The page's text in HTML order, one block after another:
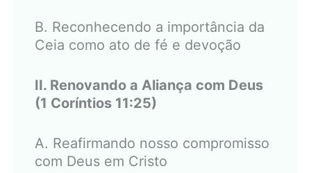
B. Reconhecendo a importância da
Ceia como ato de fé e devoção
II. Renovando a Aliança com Deus
(1 Coríntios 11:25)
A. Reafirmando nosso compromisso
com Deus em Cristo